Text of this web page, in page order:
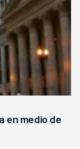
en medio de